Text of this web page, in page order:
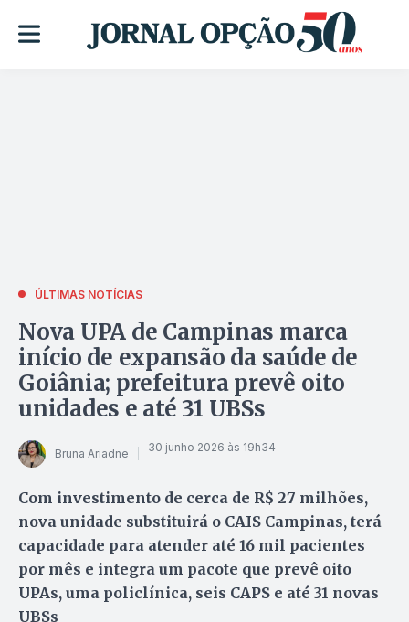
ÚLTIMAS NOTÍCIAS
Nova UPA de Campinas marca
início de expansão da saúde de
Goiânia; prefeitura prevê oito
unidades e até 31 UBSs
Bruna Ariadne 30 junho 2026 às 19h34
Com investimento de cerca de R$ 27 milhões,
nova unidade substituirá o CAIS Campinas, terá
capacidade para atender até 16 mil pacientes
por mês e integra um pacote que prevê oito
UPAs, uma policlínica, seis CAPS e até 31 novas
UBSs